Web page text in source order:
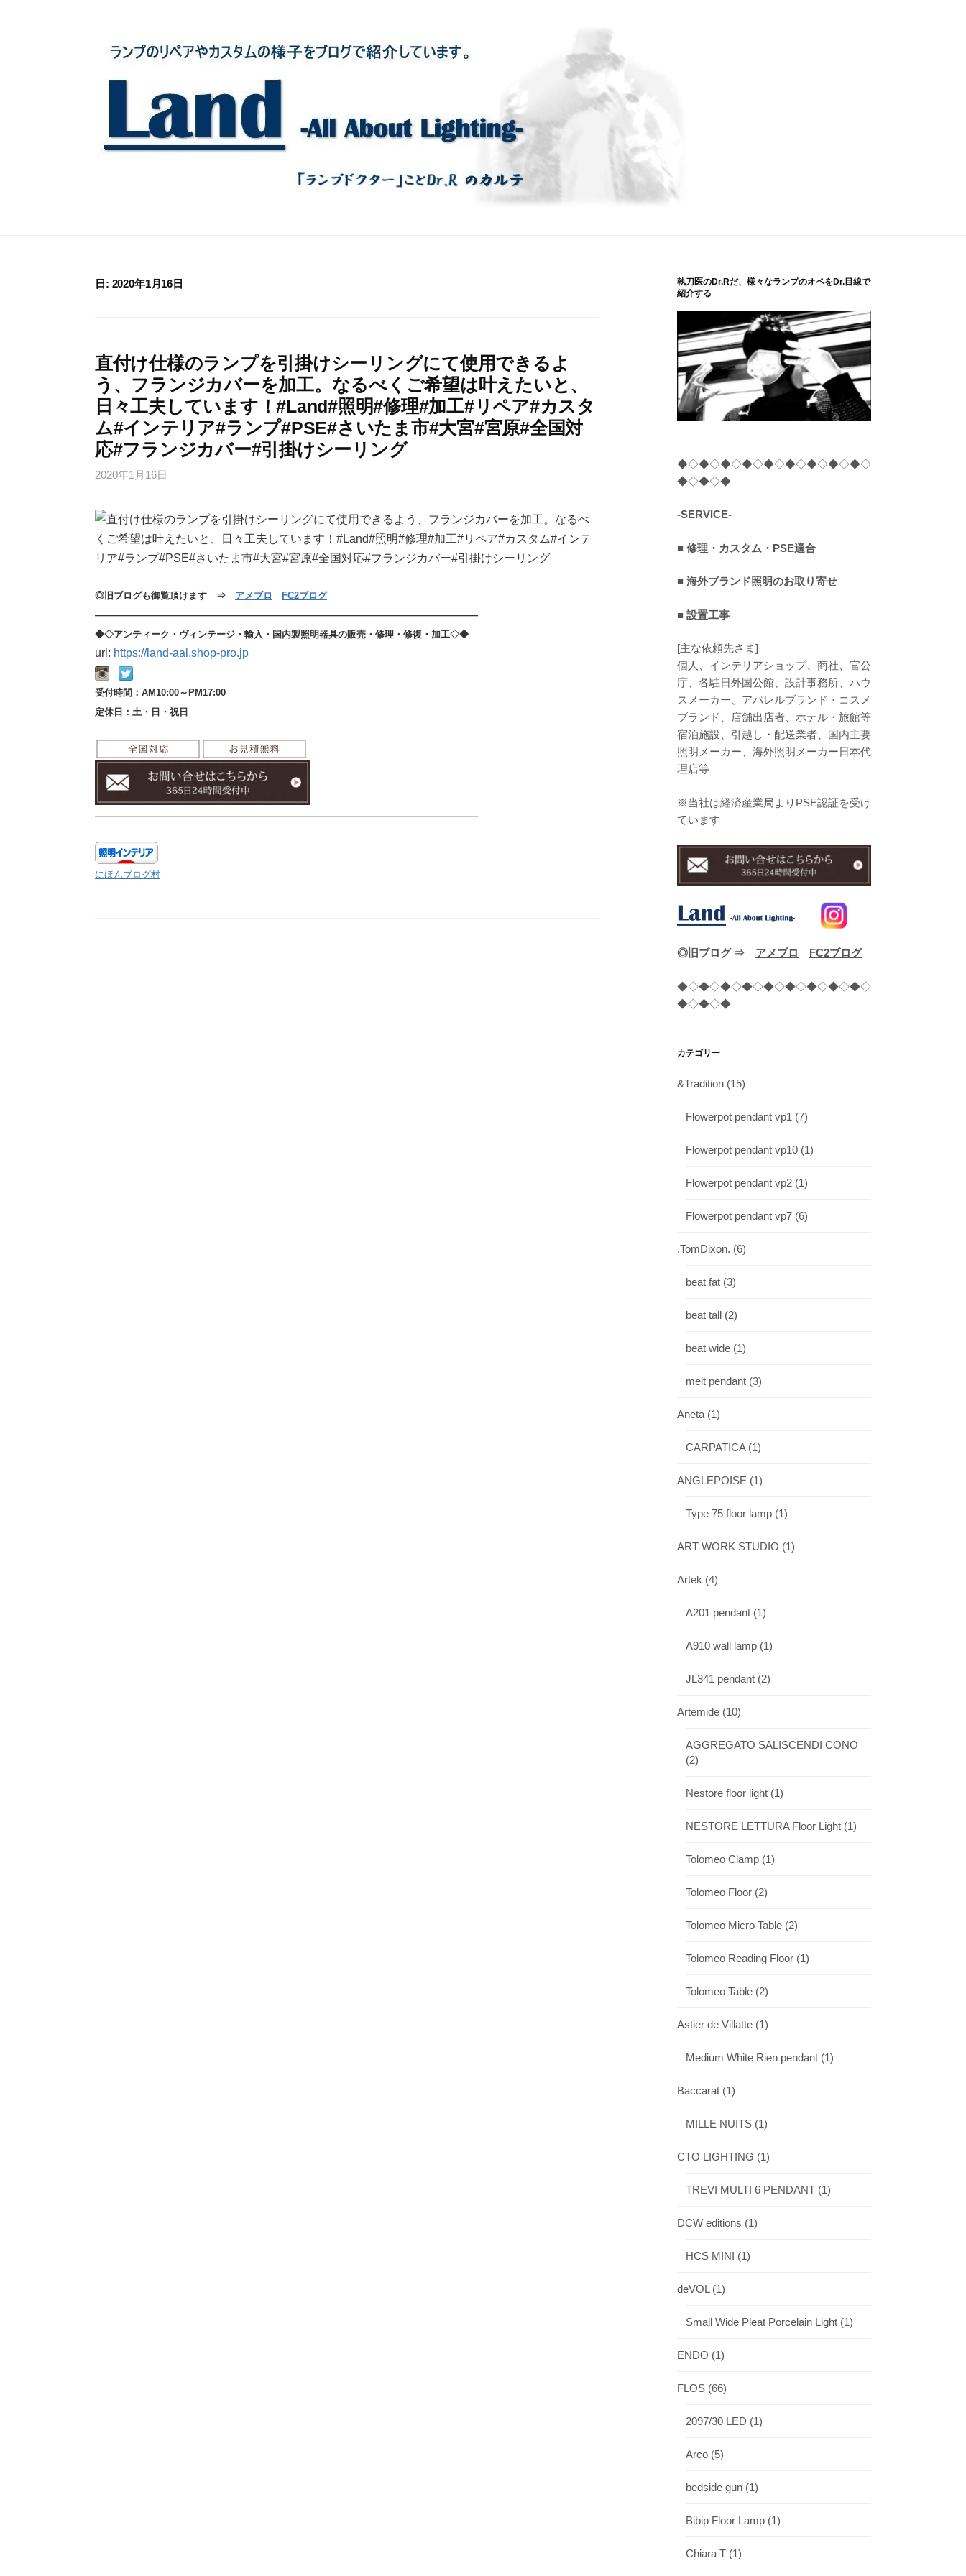
日: 2020年1月16日
直付け仕様のランプを引掛けシーリングにて使用できるよ
う、フランジカバーを加工。なるべくご希望は叶えたいと、
日々工夫しています！#Land#照明#修理#加工#リペア#カスタ
ム#インテリア#ランプ#PSE#さいたま市#大宮#宮原#全国対
応#フランジカバー#引掛けシーリング
2020年1月16日
◎旧ブログも御覧頂けます ⇒ アメブロ
FC2ブログ
—————————————————————————————————————————
◆◇アンティーク・ヴィンテージ・輸入・国内製照明器具の販売・修理・修復・加工◇◆
url: https://land-aal.shop-pro.jp
受付時間：AM10:00～PM17:00
定休日：土・日・祝日
—————————————————————————————————————————
にほんブログ村
執刀医のDr.Rだ、様々なランプのオペをDr.目線で
紹介する
◆◇◆◇◆◇◆◇◆◇◆◇◆◇◆◇◆◇
◆◇◆◇◆
-SERVICE-
■ 修理・カスタム・PSE適合
■ 海外ブランド照明のお取り寄せ
■ 設置工事
[主な依頼先さま]
個人、インテリアショップ、商社、官公
庁、各駐日外国公館、設計事務所、ハウ
スメーカー、アパレルブランド・コスメ
ブランド、店舗出店者、ホテル・旅館等
宿泊施設、引越し・配送業者、国内主要
照明メーカー、海外照明メーカー日本代
理店等
※当社は経済産業局よりPSE認証を受け
ています
◎旧ブログ ⇒ アメブロ FC2ブログ
◆◇◆◇◆◇◆◇◆◇◆◇◆◇◆◇◆◇
◆◇◆◇◆
カテゴリー
&Tradition (15)
Flowerpot pendant vp1 (7)
Flowerpot pendant vp10 (1)
Flowerpot pendant vp2 (1)
Flowerpot pendant vp7 (6)
.TomDixon. (6)
beat fat (3)
beat tall (2)
beat wide (1)
melt pendant (3)
Aneta (1)
CARPATICA(1)
ANGLEPOISE (1)
Type 75 floor lamp (1)
ART WORK STUDIO (1)
Artek (4)
A201 pendant (1)
A910 wall lamp (1)
JL341 pendant (2)
Artemide (10)
AGGREGATO SALISCENDI CONO
(2)
Nestore floor light (1)
NESTORE LETTURA Floor Light (1)
Tolomeo Clamp (1)
Tolomeo Floor (2)
Tolomeo Micro Table (2)
Tolomeo Reading Floor (1)
Tolomeo Table (2)
Astier de Villatte (1)
Medium White Rien pendant (1)
Baccarat (1)
MILLE NUITS (1)
CTO LIGHTING (1)
TREVI MULTI 6 PENDANT (1)
DCW editions (1)
HCS MINI (1)
deVOL (1)
Small Wide Pleat Porcelain Light (1)
ENDO (1)
FLOS (66)
2097/30 LED (1)
Arco (5)
bedside gun (1)
Bibip Floor Lamp (1)
Chiara T (1)